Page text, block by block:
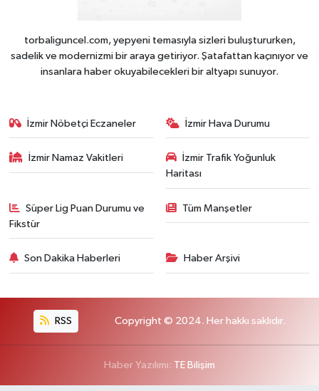
torbaliguncel.com, yepyeni temasıyla sizleri buluştururken,
sadelik ve modernizmi bir araya getiriyor. Şatafattan kaçınıyor ve
insanlara haber okuyabilecekleri bir altyapı sunuyor.
İzmir Nöbetçi Eczaneler İzmir Hava Durumu
İzmir Namaz Vakitleri
İzmir Trafik Yoğunluk
Haritası
Süper Lig Puan Durumu ve
Fikstür
Tüm Manşetler
Son Dakika Haberleri Haber Arşivi
RSS Copyright © 2024. Her hakkı saklıdır.
Haber Yazılımı: TE Bilişim